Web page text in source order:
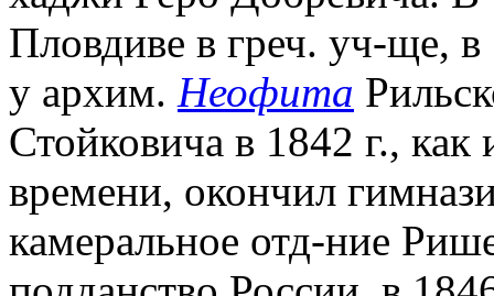
Пловдиве в греч. уч-ще,
у архим. Неофита
Стойковича в 1842 г.,
времени, окончил
камеральное отд-ние